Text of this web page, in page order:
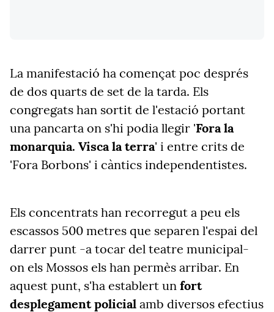
La manifestació ha començat poc després
de dos quarts de set de la tarda. Els
congregats han sortit de l'estació portant
una pancarta on s'hi podia llegir 'Fora la
monarquia. Visca la terra' i entre crits de
'Fora Borbons' i càntics independentistes.
Els concentrats han recorregut a peu els
escassos 500 metres que separen l'espai del
darrer punt -a tocar del teatre municipal-
on els Mossos els han permès arribar. En
aquest punt, s'ha establert un fort
desplegament policial amb diversos efectius